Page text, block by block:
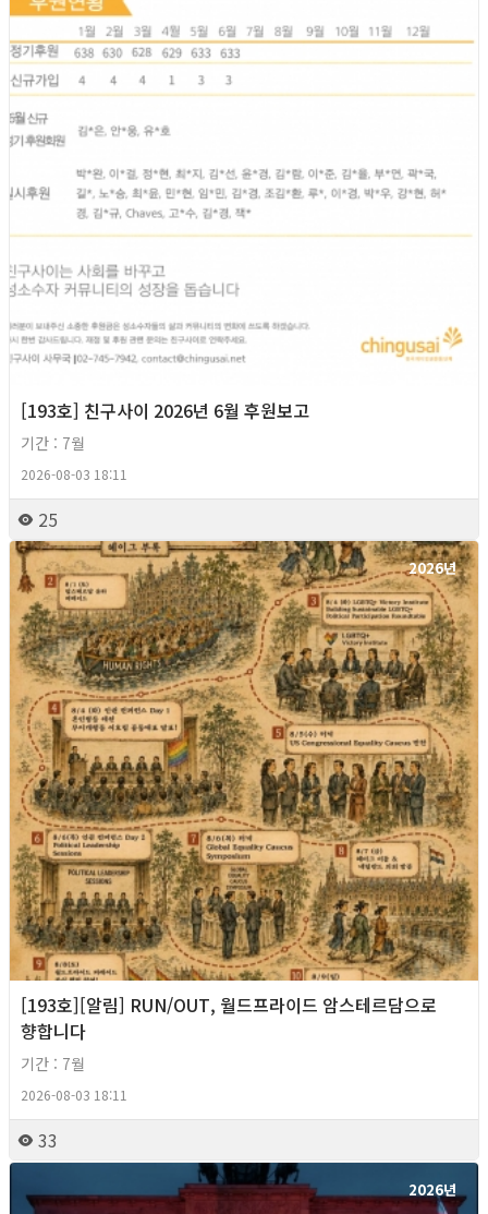
[193호] 친구사이 2026년 6월 후원보고
기간 : 7월
2026-08-03 18:11
25
2026년
[193호][알림] RUN/OUT, 월드프라이드 암스테르담으로
향합니다
기간 : 7월
2026-08-03 18:11
33
2026년